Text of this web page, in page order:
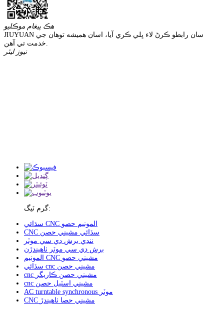
هڪ پيغام موڪليو
JIUYUAN سان رابطو ڪرڻ لاء ڀلي ڪري آيا، اسان هميشه توهان جي
نيوز ليٽر
گرم ٽيگ:
سڌائي CNC المونيم حصو
CNC سڌائي مشيني حصن
ننڍي برش ڊي سي موٽر
برش ڊي سي موٽر ٺاهيندڙن
المونيم CNC مشيني حصو
سڌائي cnc مشيني حصن
cnc مشيني حصن ڪاريگر
cnc مشيني اسٽيل حصن
AC turntable synchronous موٽر
CNC مشيني حصا ٺاهيندڙ